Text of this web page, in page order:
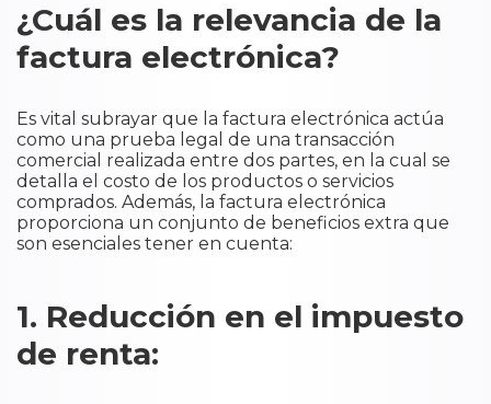
¿Cuál es la relevancia de la
factura electrónica?
Es vital subrayar que la factura electrónica actúa
como una prueba legal de una transacción
comercial realizada entre dos partes, en la cual se
detalla el costo de los productos o servicios
comprados. Además, la factura electrónica
proporciona un conjunto de beneficios extra que
son esenciales tener en cuenta:
1. Reducción en el impuesto
de renta: